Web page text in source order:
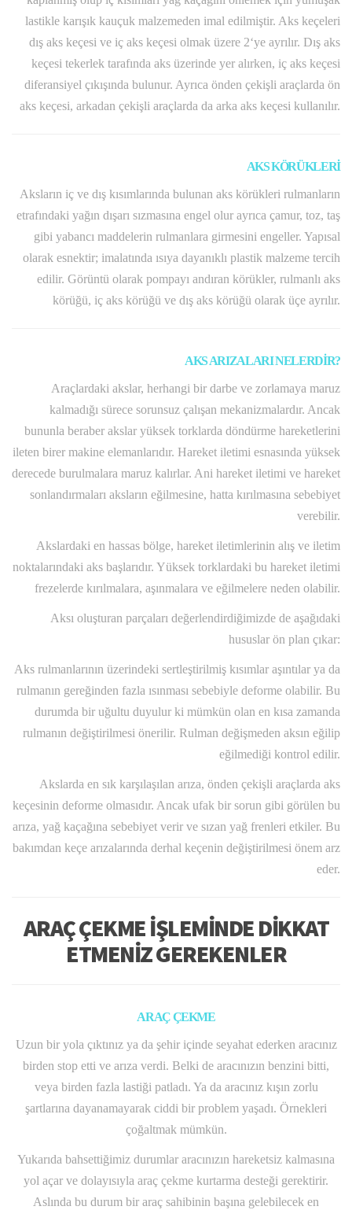
lastikle karışık kauçuk malzemeden imal edilmiştir. Aks keçeleri
dış aks keçesi ve iç aks keçesi olmak üzere 2‘ye ayrılır. Dış aks
keçesi tekerlek tarafında aks üzerinde yer alırken, iç aks keçesi
diferansiyel çıkışında bulunur. Ayrıca önden çekişli araçlarda ön
aks keçesi, arkadan çekişli araçlarda da arka aks keçesi kullanılır.
AKS KÖRÜKLERİ
Aksların iç ve dış kısımlarında bulunan aks körükleri rulmanların
etrafındaki yağın dışarı sızmasına engel olur ayrıca çamur, toz, taş
gibi yabancı maddelerin rulmanlara girmesini engeller. Yapısal
olarak esnektir; imalatında ısıya dayanıklı plastik malzeme tercih
edilir. Görüntü olarak pompayı andıran körükler, rulmanlı aks
körüğü, iç aks körüğü ve dış aks körüğü olarak üçe ayrılır.
AKS ARIZALARI NELERDİR?
Araçlardaki akslar, herhangi bir darbe ve zorlamaya maruz
kalmadığı sürece sorunsuz çalışan mekanizmalardır. Ancak
bununla beraber akslar yüksek torklarda döndürme hareketlerini
ileten birer makine elemanlarıdır. Hareket iletimi esnasında yüksek
derecede burulmalara maruz kalırlar. Ani hareket iletimi ve hareket
sonlandırmaları aksların eğilmesine, hatta kırılmasına sebebiyet
verebilir.
Akslardaki en hassas bölge, hareket iletimlerinin alış ve iletim
noktalarındaki aks başlarıdır. Yüksek torklardaki bu hareket iletimi
frezelerde kırılmalara, aşınmalara ve eğilmelere neden olabilir.
Aksı oluşturan parçaları değerlendirdiğimizde de aşağıdaki
hususlar ön plan çıkar:
Aks rulmanlarının üzerindeki sertleştirilmiş kısımlar aşıntılar ya da
rulmanın gereğinden fazla ısınması sebebiyle deforme olabilir. Bu
durumda bir uğultu duyulur ki mümkün olan en kısa zamanda
rulmanın değiştirilmesi önerilir. Rulman değişmeden aksın eğilip
eğilmediği kontrol edilir.
Akslarda en sık karşılaşılan arıza, önden çekişli araçlarda aks
keçesinin deforme olmasıdır. Ancak ufak bir sorun gibi görülen bu
arıza, yağ kaçağına sebebiyet verir ve sızan yağ frenleri etkiler. Bu
bakımdan keçe arızalarında derhal keçenin değiştirilmesi önem arz
eder.
ARAÇ ÇEKME İŞLEMİNDE DİKKAT
ETMENİZ GEREKENLER
ARAÇ ÇEKME
Uzun bir yola çıktınız ya da şehir içinde seyahat ederken aracınız
birden stop etti ve arıza verdi. Belki de aracınızın benzini bitti,
veya birden fazla lastiği patladı. Ya da aracınız kışın zorlu
şartlarına dayanamayarak ciddi bir problem yaşadı. Örnekleri
çoğaltmak mümkün.
Yukarıda bahsettiğimiz durumlar aracınızın hareketsiz kalmasına
yol açar ve dolayısıyla araç çekme kurtarma desteği gerektirir.
Aslında bu durum bir araç sahibinin başına gelebilecek en